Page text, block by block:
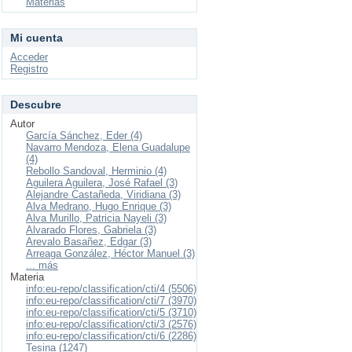
Mi cuenta
Acceder
Registro
Descubre
Autor
García Sánchez, Eder (4)
Navarro Mendoza, Elena Guadalupe
(4)
Rebollo Sandoval, Herminio (4)
Aguilera Aguilera, José Rafael (3)
Alejandre Castañeda, Viridiana (3)
Alva Medrano, Hugo Enrique (3)
Alva Murillo, Patricia Nayeli (3)
Alvarado Flores, Gabriela (3)
Arevalo Basañez, Edgar (3)
Arreaga González, Héctor Manuel (3)
... más
Materia
info:eu-repo/classification/cti/4 (5506)
info:eu-repo/classification/cti/7 (3970)
info:eu-repo/classification/cti/5 (3710)
info:eu-repo/classification/cti/3 (2576)
info:eu-repo/classification/cti/6 (2286)
Tesina (1247)